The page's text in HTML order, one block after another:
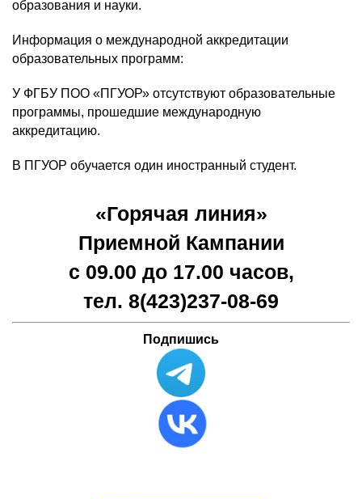
«Горячая линия»
Приемной Кампании
с 09.00 до 17.00 часов,
тел. 8(423)237-08-69
Подпишись
образования и науки.
Информация о международной аккредитации
образовательных программ:
У ФГБУ ПОО «ПГУОР» отсутствуют образовательные
программы, прошедшие международную
аккредитацию.
В ПГУОР обучается один иностранный студент.